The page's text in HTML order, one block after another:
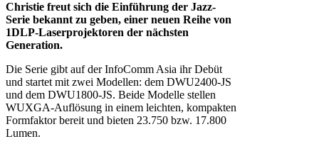
Christie freut sich die Einführung der Jazz-
Serie bekannt zu geben, einer neuen Reihe von
1DLP-Laserprojektoren der nächsten
Generation.
Die Serie gibt auf der InfoComm Asia ihr Debüt
und startet mit zwei Modellen: dem DWU2400-JS
und dem DWU1800-JS. Beide Modelle stellen
WUXGA-Auflösung in einem leichten, kompakten
Formfaktor bereit und bieten 23.750 bzw. 17.800
Lumen.